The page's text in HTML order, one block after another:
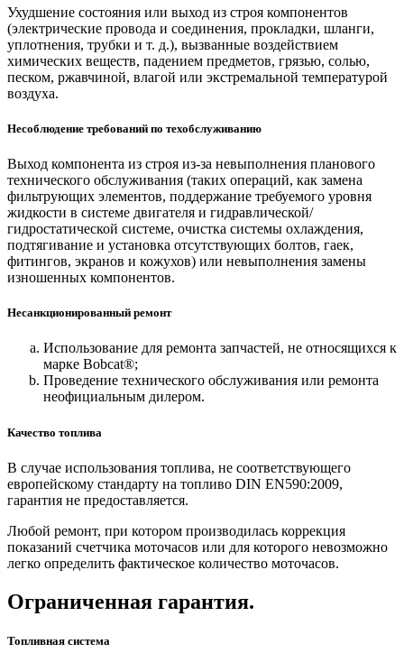
Ухудшение состояния или выход из строя компонентов
(электрические провода и соединения, прокладки, шланги,
уплотнения, трубки и т. д.), вызванные воздействием
химических веществ, падением предметов, грязью, солью,
песком, ржавчиной, влагой или экстремальной температурой
воздуха.
Несоблюдение требований по техобслуживанию
Выход компонента из строя из-за невыполнения планового
технического обслуживания (таких операций, как замена
фильтрующих элементов, поддержание требуемого уровня
жидкости в системе двигателя и гидравлической/
гидростатической системе, очистка системы охлаждения,
подтягивание и установка отсутствующих болтов, гаек,
фитингов, экранов и кожухов) или невыполнения замены
изношенных компонентов.
Несанкционированный ремонт
Использование для ремонта запчастей, не относящихся к
марке Bobcat®;
Проведение технического обслуживания или ремонта
неофициальным дилером.
Качество топлива
В случае использования топлива, не соответствующего
европейскому стандарту на топливо DIN EN590:2009,
гарантия не предоставляется.
Любой ремонт, при котором производилась коррекция
показаний счетчика моточасов или для которого невозможно
легко определить фактическое количество моточасов.
Ограниченная гарантия.
Топливная система